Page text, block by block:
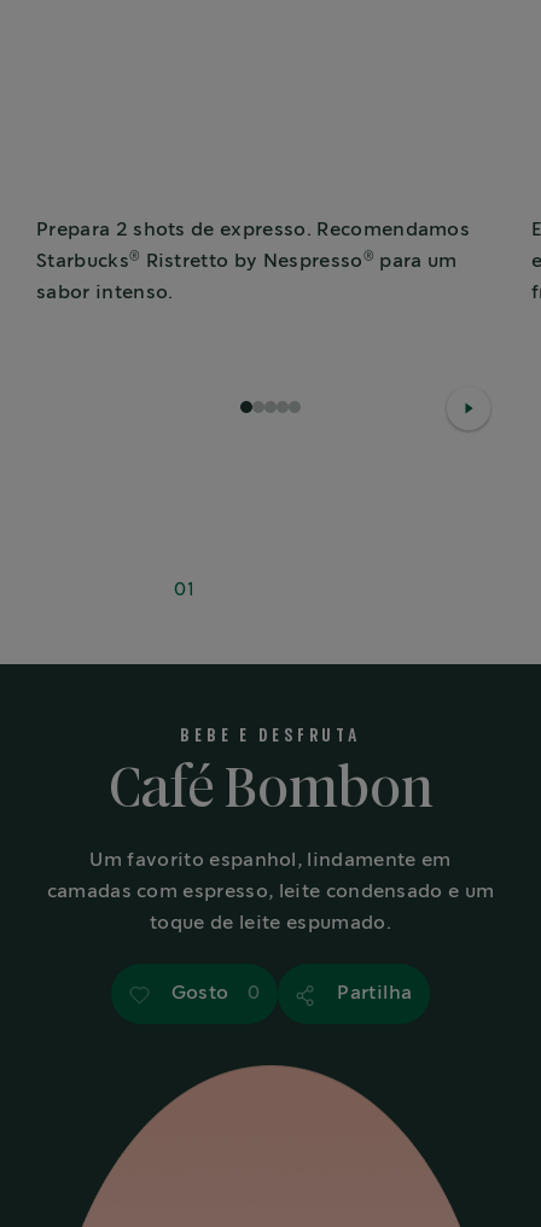
Prepara 2 shots de expresso. Recomendamos
Starbucks® Ristretto by Nespresso ® para um
sabor intenso.
1 234
01
BEBE E DESFRUTA
Café Bombon
Um favorito espanhol, lindamente em
camadas com espresso, leite condensado e um
toque de leite espumado.
Gosto 0 Partilha